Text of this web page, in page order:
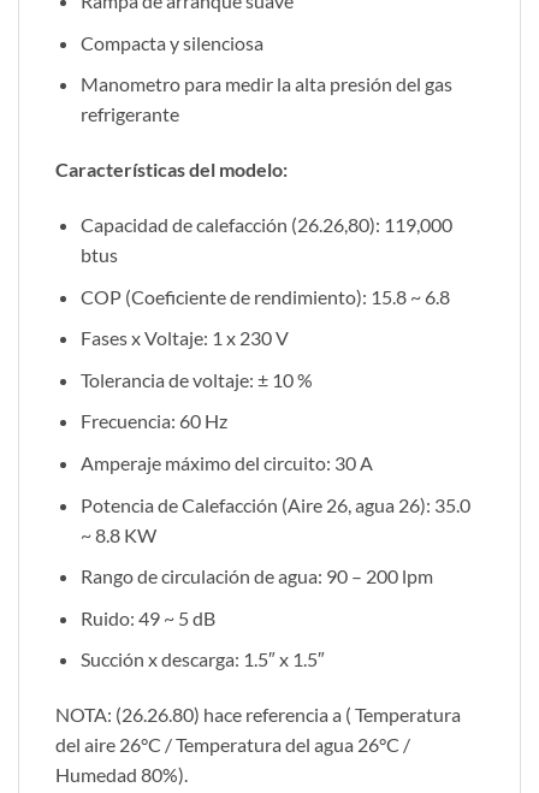
Compacta y silenciosa
Manometro para medir la alta presión del gas
refrigerante
Características del modelo:
Capacidad de calefacción (26.26,80): 119,000
btus
COP (Coeficiente de rendimiento): 15.8 ~ 6.8
Fases x Voltaje: 1 x 230 V
Tolerancia de voltaje: ± 10 %
Frecuencia: 60 Hz
Amperaje máximo del circuito: 30 A
Potencia de Calefacción (Aire 26, agua 26): 35.0
~ 8.8 KW
Rango de circulación de agua: 90 – 200 lpm
Ruido: 49 ~ 5 dB
Succión x descarga: 1.5″ x 1.5″
NOTA: (26.26.80) hace referencia a ( Temperatura
del aire 26°C / Temperatura del agua 26°C /
Humedad 80%).